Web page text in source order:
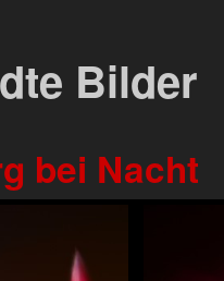
Bilder
bei Nacht